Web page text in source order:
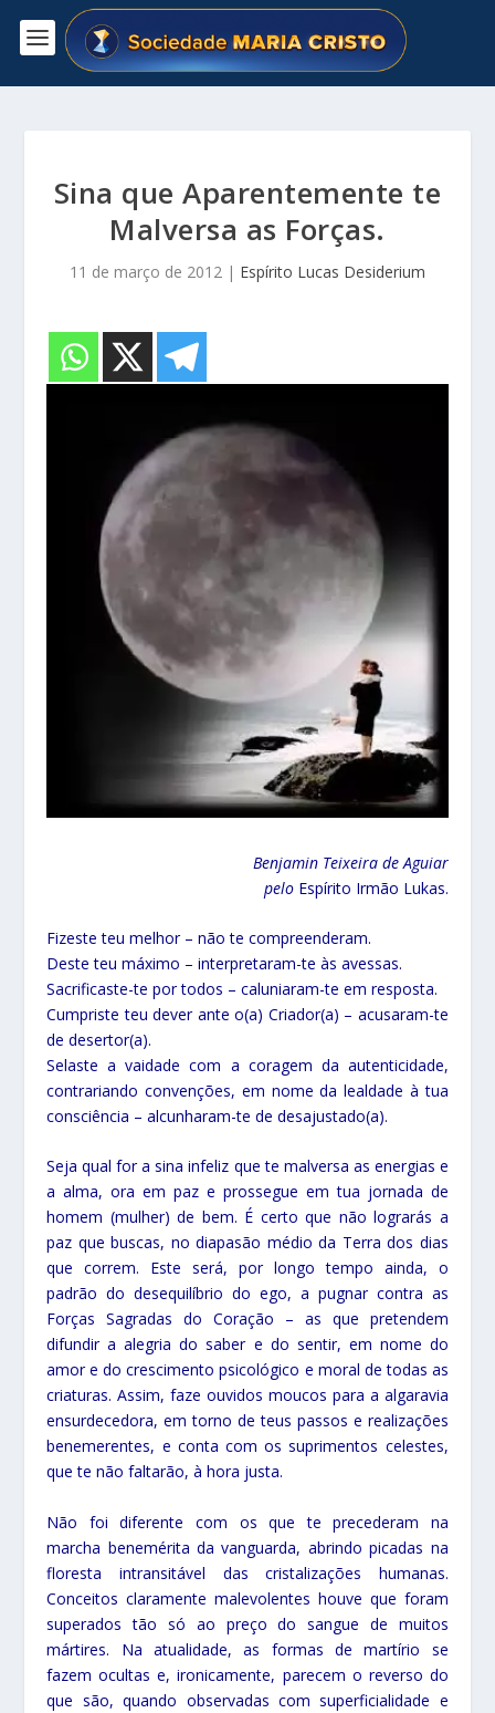
Sina que Aparentemente te
Malversa as Forças.
11 de março de 2012 | Espírito Lucas Desiderium
Benjamin Teixeira de Aguiar
peloEspírito Irmão Lukas.
Fizeste teu melhor – não te compreenderam.
Deste teu máximo – interpretaram-te às avessas.
Sacrificaste-te por todos – caluniaram-te em resposta.
Cumpriste teu dever ante o(a) Criador(a) – acusaram-te
de desertor(a).
Selaste a vaidade com a coragem da autenticidade,
contrariando convenções, em nome da lealdade à tua
consciência – alcunharam-te de desajustado(a).
Seja qual for a sina infeliz que te malversa as energias e
a alma, ora em paz e prossegue em tua jornada de
homem (mulher) de bem. É certo que não lograrás a
paz que buscas, no diapasão médio da Terra dos dias
que correm. Este será, por longo tempo ainda, o
padrão do desequilíbrio do ego, a pugnar contra as
Forças Sagradas do Coração – as que pretendem
difundir a alegria do saber e do sentir, em nome do
amor e do crescimento psicológico e moral de todas as
criaturas. Assim, faze ouvidos moucos para a algaravia
ensurdecedora, em torno de teus passos e realizações
benemerentes, e conta com os suprimentos celestes,
que te não faltarão, à hora justa.
Não foi diferente com os que te precederam na
marcha benemérita da vanguarda, abrindo picadas na
floresta intransitável das cristalizações humanas.
Conceitos claramente malevolentes houve que foram
superados tão só ao preço do sangue de muitos
mártires. Na atualidade, as formas de martírio se
fazem ocultas e, ironicamente, parecem o reverso do
que são, quando observadas com superficialidade e